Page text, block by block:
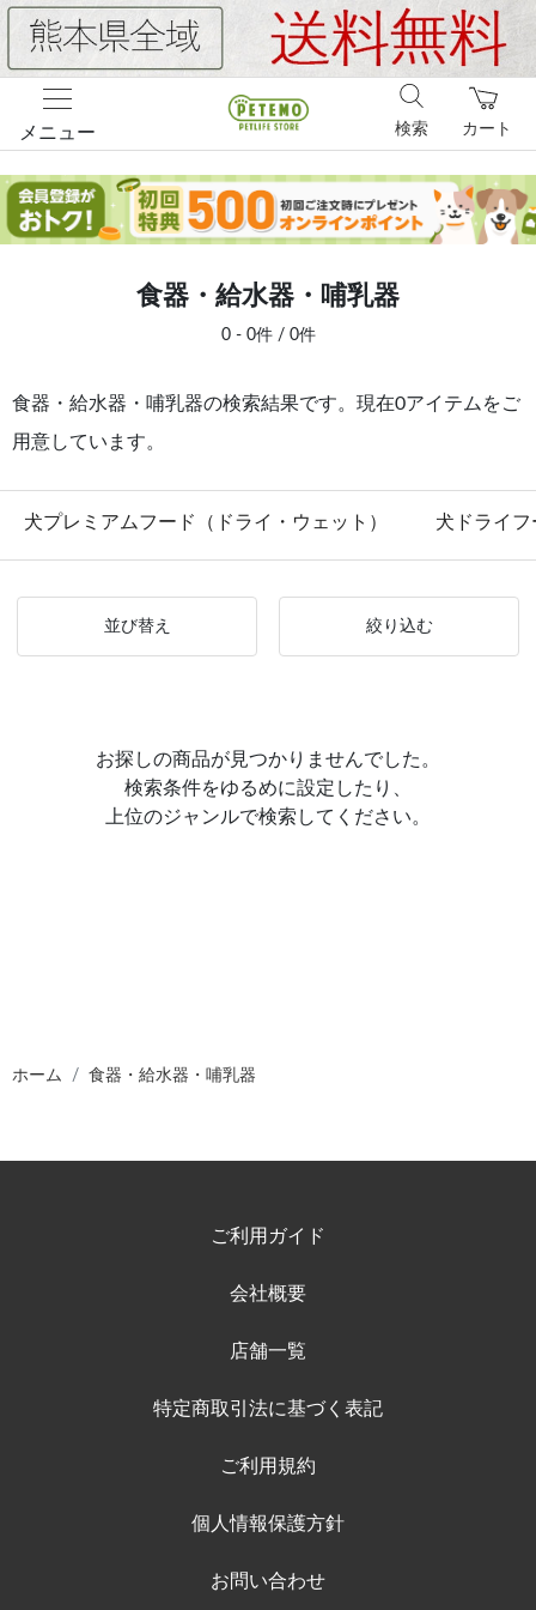
メニュー カート
検索
食器・給水器・哺乳器
0 - 0件 / 0件
食器・給水器・哺乳器の検索結果です。現在0アイテムをご
用意しています。
犬プレミアムフード（ドライ・ウェット） 犬ドライフ
並び替え 絞り込む
お探しの商品が見つかりませんでした。
検索条件をゆるめに設定したり、
上位のジャンルで検索してください。
ホーム 食器・給水器・哺乳器
ご利用ガイド
会社概要
店舗一覧
特定商取引法に基づく表記
ご利用規約
個人情報保護方針
お問い合わせ